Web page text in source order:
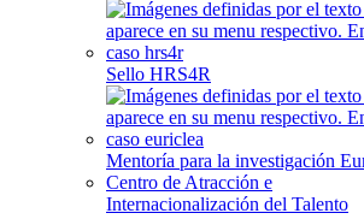
Sello HRS4R
Mentoría para la investigación
Centro de Atracción e
Internacionalización del Talento